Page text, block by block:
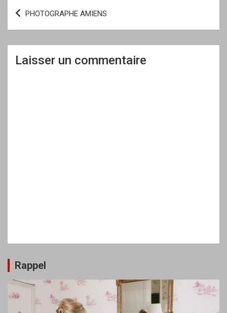
Navigation
PHOTOGRAPHE AMIENS
Laisser un commentaire
Rappel